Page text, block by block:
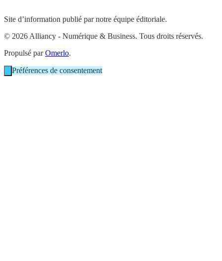
Site d’information publié par notre équipe éditoriale.
© 2026 Alliancy - Numérique & Business. Tous droits réservés.
Propulsé parOmerlo.
Préférences de consentement